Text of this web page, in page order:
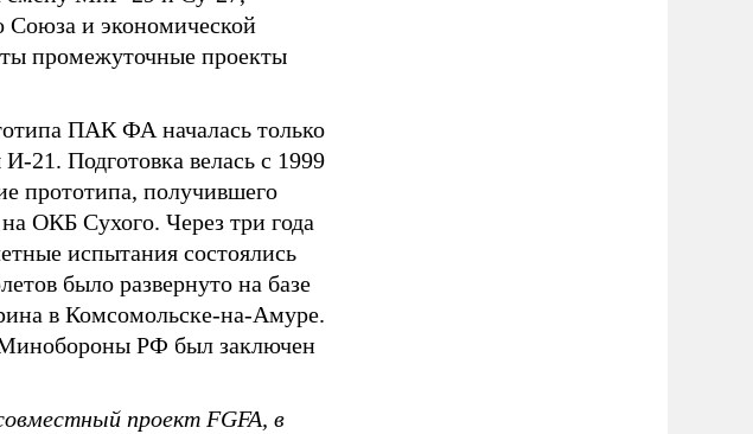
Союза и экономической
промежуточные проекты
ПАК ФА началась только
21. Подготовка велась с 1999
прототипа, получившего
ОКБ Сухого. Через три года
испытания состоялись
было развернуто на базе
в Комсомольске-на-Амуре.
РФ был заключен
проект FGFA, в